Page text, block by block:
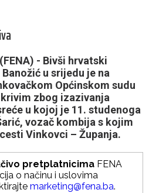
- Bivši hrvatski
u srijedu je na
Općinskom sudu
zbog izazivanja
u kojoj je 11. studenoga
vozač kombija s kojim
Vinkovci – Županja.
pretplatnicima FENA
o načinu i uslovima
marketing@fena.ba.